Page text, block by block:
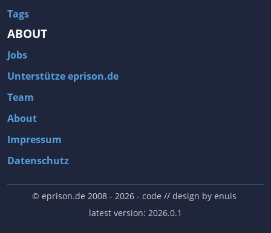
Tags
ABOUT
Jobs
Unterstütze eprison.de
Team
About
Impressum
Datenschutz
© eprison.de 2008 - 2026- code // design by enuis
latest version: 2026.0.1